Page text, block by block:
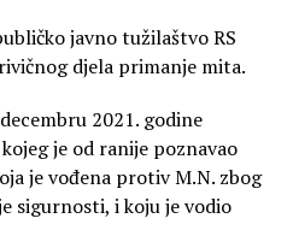
javno tužilaštvo RS
djela primanje mita.
2021. godine
je od ranije poznavao
je vođena protiv M.N. zbog
sigurnosti, i koju je vodio